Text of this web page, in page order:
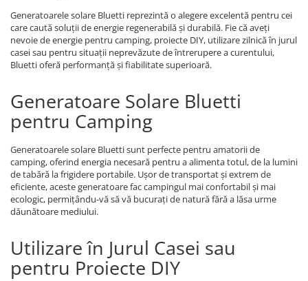
Generatoarele solare Bluetti reprezintă o alegere excelentă pentru cei
care caută soluții de energie regenerabilă și durabilă. Fie că aveți
nevoie de energie pentru camping, proiecte DIY, utilizare zilnică în jurul
casei sau pentru situații neprevăzute de întrerupere a curentului,
Bluetti oferă performanță și fiabilitate superioară.
Generatoare Solare Bluetti
pentru Camping
Generatoarele solare Bluetti sunt perfecte pentru amatorii de
camping, oferind energia necesară pentru a alimenta totul, de la lumini
de tabără la frigidere portabile. Ușor de transportat și extrem de
eficiente, aceste generatoare fac campingul mai confortabil și mai
ecologic, permițându-vă să vă bucurați de natură fără a lăsa urme
dăunătoare mediului.
Utilizare în Jurul Casei sau
pentru Proiecte DIY